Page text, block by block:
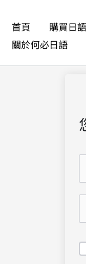
首頁 購買日
關於何必日語